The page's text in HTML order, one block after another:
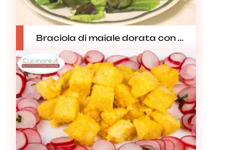
Braciola di maiale dorata con ...